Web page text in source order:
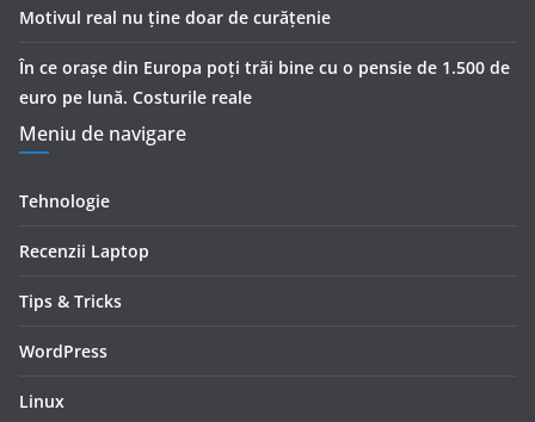
Motivul real nu ține doar de curățenie
În ce orașe din Europa poți trăi bine cu o pensie de 1.500 de
euro pe lună. Costurile reale
Meniu de navigare
Tehnologie
Recenzii Laptop
Tips & Tricks
WordPress
Linux